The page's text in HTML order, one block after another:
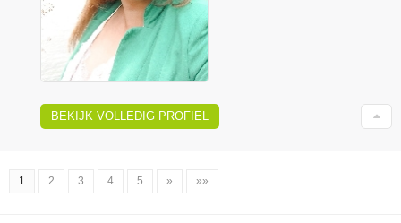
BEKIJK VOLLEDIG PROFIEL
1 2 3 4 5 » »»